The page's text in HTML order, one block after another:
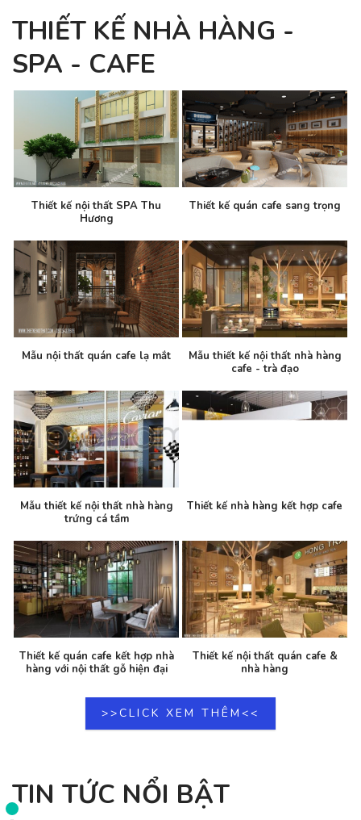
THIẾT KẾ NHÀ HÀNG -
SPA - CAFE
Thiết kế nội thất SPA Thu
Hương
Thiết kế quán cafe sang trọng
Mẫu nội thất quán cafe lạ mắt
Mẫu thiết kế nội thất nhà hàng
cafe - trà đạo
Mẫu thiết kế nội thất nhà hàng
trứng cá tầm
Thiết kế nhà hàng kết hợp cafe
Thiết kế quán cafe kết hợp nhà
hàng với nội thất gỗ hiện đại
Thiết kế nội thất quán cafe &
nhà hàng
>>CLICK XEM THÊM<<
TIN TỨC NỔI BẬT